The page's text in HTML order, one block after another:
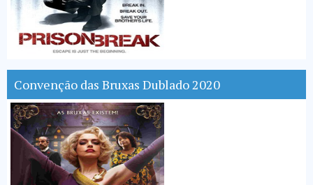
Convenção das Bruxas Dublado 2020